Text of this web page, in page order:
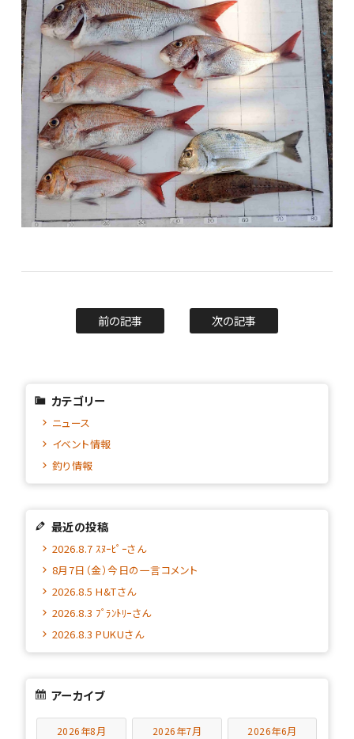
前の記事 次の記事
カテゴリー
ニュース
イベント情報
釣り情報
最近の投稿
2026.8.7 ｽﾇｰﾋﾟｰさん
8月7日（金）今日の一言コメント
2026.8.5 H&Tさん
2026.8.3 ﾌﾟﾗﾝﾄﾘｰさん
2026.8.3 PUKUさん
アーカイブ
2026年8月 2026年7月 2026年6月